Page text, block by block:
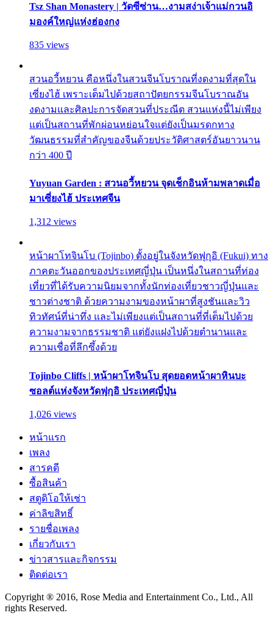
Tsz Shan Monastery | วัดซีซ่าน…งามสง่าเจ้าแม่กวนอิ
มองค์ใหญ่แห่งฮ่องกง
835 views
สวนอวี้หยวน คือหนึ่งในสวนจีนโบราณที่งดงามที่สุดใน
เซี่ยงไฮ้ เพราะเต็มไปด้วยสถาปัตยกรรมจีนโบราณอัน
งดงามและศิลปะการจัดสวนที่ประณีต สวนแห่งนี้ไม่เพียง
แต่เป็นสถานที่พักผ่อนหย่อนใจแต่ยังเป็นมรดกทาง
วัฒนธรรมที่สำคัญของจีนด้วยประวัติศาสตร์อันยาวนาน
กว่า 400 ปี
Yuyuan Garden : สวนอวี้หยวน จุดเช็กอินห้ามพลาดเมื่อ
มาเซี่ยงไฮ้ ประเทศจีน
1,312 views
หน้าผาโทจินโบ (Tojinbo) ตั้งอยู่ในจังหวัดฟุกุอิ (Fukui) ทาง
ภาคตะวันออกของประเทศญี่ปุ่น เป็นหนึ่งในสถานที่ท่อง
เที่ยวที่ได้รับความนิยมจากทั้งนักท่องเที่ยวชาวญี่ปุ่นและ
ชาวต่างชาติ ด้วยความงามของหน้าผาที่สูงชันและวิว
ทิวทัศน์ที่น่าทึ่ง และไม่เพียงแต่เป็นสถานที่ที่เต็มไปด้วย
ความงามจากธรรมชาติ แต่ยังแฝงไปด้วยตำนานและ
ความเชื่อที่ลึกซึ้งด้วย
Tojinbo Cliffs | หน้าผาโทจินโบ สุดยอดหน้าผาหินบะ
ซอลต์แห่งจังหวัดฟุกุอิ ประเทศญี่ปุ่น
1,026 views
หน้าแรก
เพลง
สารคดี
ซื้อสินค้า
สตูดิโอให้เช่า
ค่าลิขสิทธิ์
รายชื่อเพลง
เกี่ยวกับเรา
ข่าวสารและกิจกรรม
ติดต่อเรา
Copyright ® 2016, Rose Media and Entertainment Co., Ltd., All
rights Reserved.